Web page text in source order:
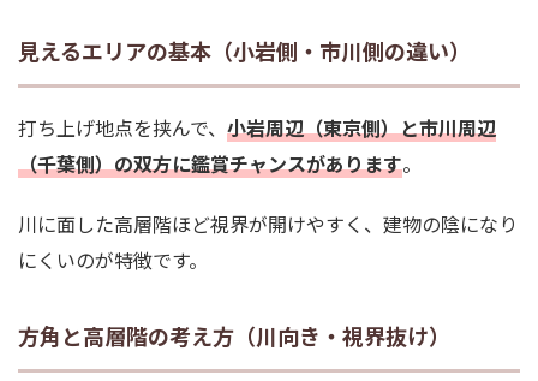
見えるエリアの基本（小岩側・市川側の違い）
打ち上げ地点を挟んで、 小岩周辺（東京側）と市川周辺
（千葉側）の双方に鑑賞チャンスがあります。
川に面した高層階ほど視界が開けやすく、建物の陰になり
にくいのが特徴です。
方角と高層階の考え方（川向き・視界抜け）